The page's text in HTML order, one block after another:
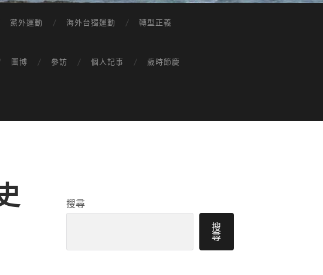
黨外運動 海外台獨運動 轉型正義
圖博 參訪 個人記事 歲時節慶
搜尋
搜
尋